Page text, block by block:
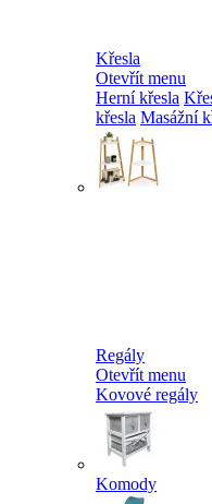
Křesla
Otevřít menu
Herní křesla
křesla Masážní
Regály
Otevřít menu
Kovové regály
Komody